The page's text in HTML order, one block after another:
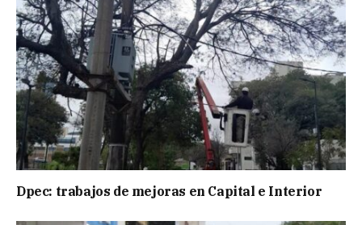
Dpec: trabajos de mejoras en Capital e Interior